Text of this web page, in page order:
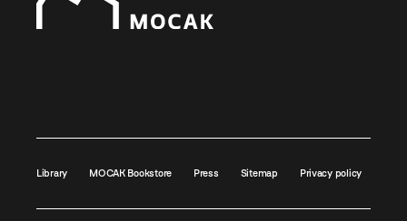
Library MOCAK Bookstore Press Sitemap Privacy policy